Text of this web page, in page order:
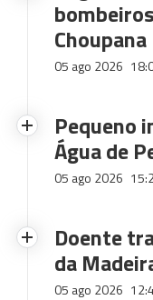
Choupana
05 ago 2026
Pequeno
Água de
05 ago 2026
Doente
da
05 ago 2026